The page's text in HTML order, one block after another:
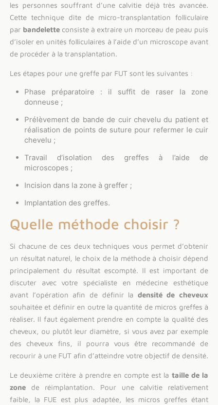
les personnes souffrant d’une calvitie déjà très avancée.
Cette technique dite de micro-transplantation folliculaire
par bandelette consiste à extraire un morceau de peau puis
d’isoler en unités folliculaires à l’aide d’un microscope avant
de procéder à la transplantation.
Les étapes pour une greffe par FUT sont les suivantes :
Phase préparatoire : il suffit de raser la zone
donneuse ;
Prélèvement de bande de cuir chevelu du patient et
réalisation de points de suture pour refermer le cuir
chevelu ;
Travail d’isolation des greffes à l’aide de
microscopes ;
Incision dans la zone à greffer ;
Implantation des greffes.
Quelle méthode choisir ?
Si chacune de ces deux techniques vous permet d’obtenir
un résultat naturel, le choix de la méthode à choisir dépend
principalement du résultat escompté. Il est important de
discuter avec votre spécialiste en médecine esthétique
avant l’opération afin de définir la densité de cheveux
souhaitée et définir en outre la quantité de micros greffes à
réaliser. Il faut également prendre en compte la qualité des
cheveux, ou plutôt leur diamètre, si vous avez par exemple
des cheveux fins, il pourra vous être recommandé de
recourir à une FUT afin d’atteindre votre objectif de densité.
Le deuxième critère à prendre en compte est la taille de la
zone de réimplantation. Pour une calvitie relativement
faible, la FUE est plus adaptée, les micros greffes étant